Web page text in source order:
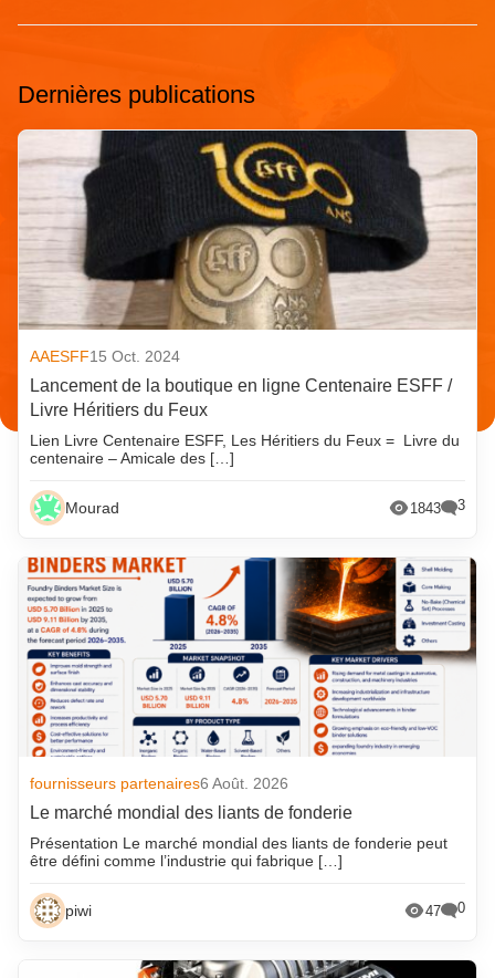
Dernières publications
AAESFF15 Oct. 2024
Lancement de la boutique en ligne Centenaire ESFF /
Livre Héritiers du Feux
Lien Livre Centenaire ESFF, Les Héritiers du Feux = Livre du
centenaire – Amicale des […]
Mourad 1843 3
fournisseurs partenaires6 Août. 2026
Le marché mondial des liants de fonderie
Présentation Le marché mondial des liants de fonderie peut
être défini comme l’industrie qui fabrique […]
piwi 47 0